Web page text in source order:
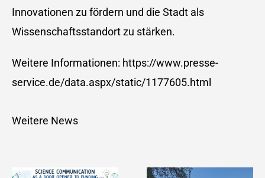
Innovationen zu fördern und die Stadt als
Wissenschaftsstandort zu stärken.
Weitere Informationen: https://www.presse-
service.de/data.aspx/static/1177605.html
Weitere News